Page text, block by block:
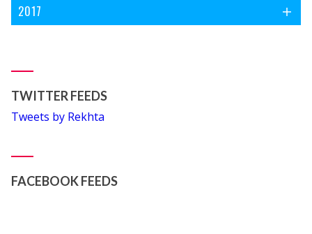
2017
TWITTER FEEDS
Tweets by Rekhta
FACEBOOK FEEDS